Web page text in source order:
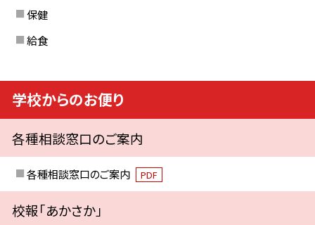
保健
給食
学校からのお便り
各種相談窓口のご案内
各種相談窓口のご案内 PDF
校報「あかさか」